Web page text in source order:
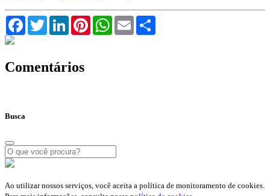
FacebookTwitterLinkedInPinterestWhatsApp
Email
Comentários
Busca
Ao utilizar nossos serviços, você aceita a política de monitoramento de cookies.